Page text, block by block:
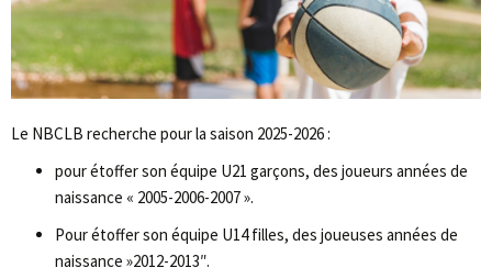
Le NBCLB recherche pour la saison 2025-2026 :
pour étoffer son équipe U21 garçons, des joueurs années de
naissance « 2005-2006-2007 ».
Pour étoffer son équipe U14 filles, des joueuses années de
naissance »2012-2013″.